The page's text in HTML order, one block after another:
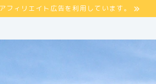
フィリエイト広告を利用しています。